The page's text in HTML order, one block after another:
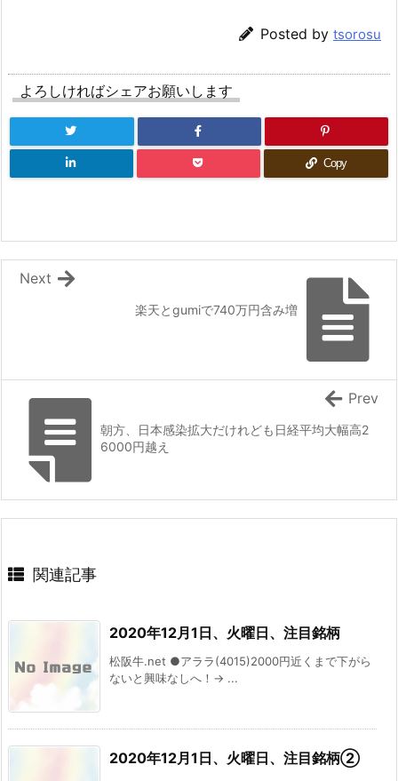
Posted by tsorosu
よろしければシェアお願いします
Copy
楽天とgumiで740万円含み増
Next
朝方、日本感染拡大だけれども日経平均大幅高2
6000円越え
Prev
関連記事
2020年12月1日、火曜日、注目銘柄
松阪牛.net ●アララ(4015)2000円近くまで下がら
ないと興味なしへ！→ ...
2020年12月1日、火曜日、注目銘柄②